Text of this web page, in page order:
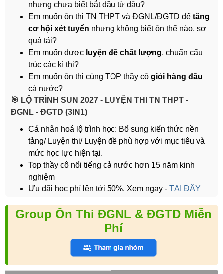
nhưng chưa biết bắt đầu từ đâu?
Em muốn ôn thi TN THPT và ĐGNL/ĐGTD để tăng
cơ hội xét tuyển nhưng không biết ôn thế nào, sợ
quá tải?
Em muốn được luyện đề chất lượng, chuẩn cấu
trúc các kì thi?
Em muốn ôn thi cùng TOP thầy cô giỏi hàng đầu
cả nước?
️🎯 LỘ TRÌNH SUN 2027 - LUYỆN THI TN THPT -
ĐGNL - ĐGTD (3IN1)
Cá nhân hoá lộ trình học: Bổ sung kiến thức nền
tảng/ Luyện thi/ Luyện đề phù hợp với mục tiêu và
mức học lực hiện tại.
Top thầy cô nổi tiếng cả nước hơn 15 năm kinh
nghiệm
Ưu đãi học phí lên tới 50%. Xem ngay - TẠI ĐÂY
Group Ôn Thi ĐGNL & ĐGTD Miễn
Phí